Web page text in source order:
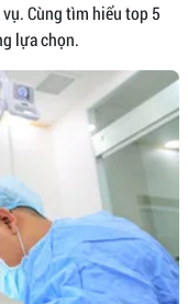
Cùng tìm hiểu top 5
lựa chọn.